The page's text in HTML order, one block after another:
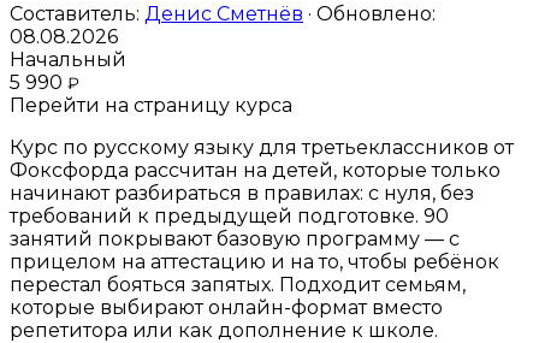
Составитель: Денис Сметнёв · Обновлено:
08.08.2026
Начальный
5 990 ₽
Перейти на страницу курса
Курс по русскому языку для третьеклассников от
Фоксфорда рассчитан на детей, которые только
начинают разбираться в правилах: с нуля, без
требований к предыдущей подготовке. 90
занятий покрывают базовую программу — с
прицелом на аттестацию и на то, чтобы ребёнок
перестал бояться запятых. Подходит семьям,
которые выбирают онлайн-формат вместо
репетитора или как дополнение к школе.